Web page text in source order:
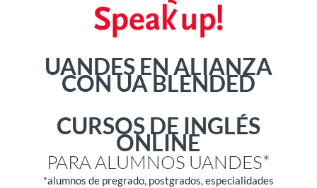
UANDES EN ALIANZA
CON UA BLENDED
CURSOS DE INGLÉS
ONLINE
PARA ALUMNOS UANDES*
*alumnos de pregrado, postgrados, especialidades